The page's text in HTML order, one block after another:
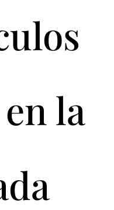
la